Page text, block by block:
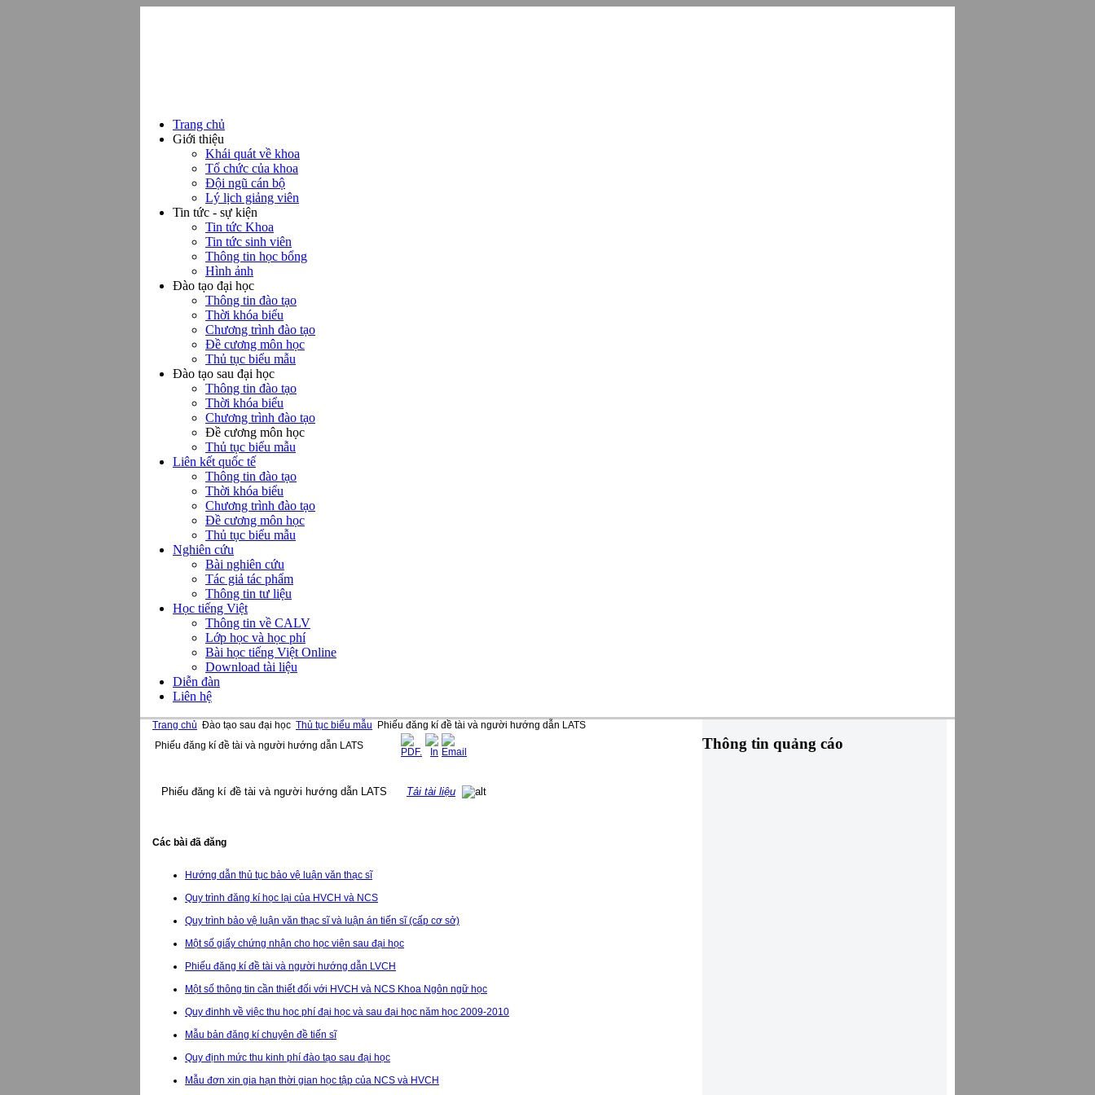
Trang chủ
Giới thiệu
Khái quát về khoa
Tổ chức của khoa
Đội ngũ cán bộ
Lý lịch giảng viên
Tin tức - sự kiện
Tin tức Khoa
Tin tức sinh viên
Thông tin học bổng
Hình ảnh
Đào tạo đại học
Thông tin đào tạo
Thời khóa biểu
Chương trình đào tạo
Đề cương môn học
Thủ tục biểu mẫu
Đào tạo sau đại học
Thông tin đào tạo
Thời khóa biểu
Chương trình đào tạo
Đề cương môn học
Thủ tục biểu mẫu
Liên kết quốc tế
Thông tin đào tạo
Thời khóa biểu
Chương trình đào tạo
Đề cương môn học
Thủ tục biểu mẫu
Nghiên cứu
Bài nghiên cứu
Tác giả tác phẩm
Thông tin tư liệu
Học tiếng Việt
Thông tin về CALV
Lớp học và học phí
Bài học tiếng Việt Online
Download tài liệu
Diễn đàn
Liên hệ
Trang chủ Đào tạo sau đại học Thủ tục biểu mẫu
Phiếu đăng kí đề tài và người hướng dẫn LATS
Phiếu đăng kí đề tài và người hướng dẫn LATS
Phiếu đăng kí đề tài và người hướng dẫn LATS Tải tài liệu
Các bài đã đăng
Hướng dẫn thủ tục bảo vệ luận văn thạc sĩ
Quy trình đăng kí học lại của HVCH và NCS
Quy trình bảo vệ luận văn thạc sĩ và luận án tiến sĩ (cấp cơ sở)
Một số giấy chứng nhận cho học viên sau đại học
Phiếu đăng kí đề tài và người hướng dẫn LVCH
Một số thông tin cần thiết đối với HVCH và NCS Khoa Ngôn ngữ học
Quy đinhh về việc thu học phí đại học và sau đại học năm học 2009-2010
Mẫu bản đăng kí chuyên đề tiến sĩ
Quy định mức thu kinh phí đào tạo sau đại học
Mẫu đơn xin gia hạn thời gian học tập của NCS và HVCH
Thông tin quảng cáo